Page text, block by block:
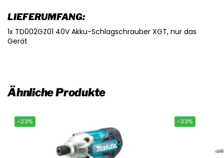
LIEFERUMFANG:
1x TD002GZ01 40V Akku-Schlagschrauber XGT, nur das
Gerät
Ähnliche Produkte
-23% -33%